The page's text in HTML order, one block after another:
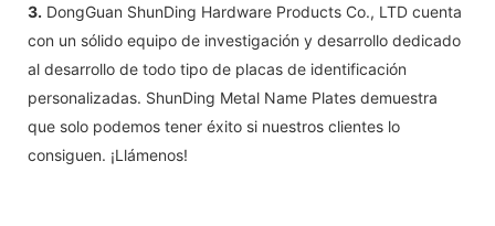
3. DongGuan ShunDing Hardware Products Co., LTD cuenta
con un sólido equipo de investigación y desarrollo dedicado
al desarrollo de todo tipo de placas de identificación
personalizadas. ShunDing Metal Name Plates demuestra
que solo podemos tener éxito si nuestros clientes lo
consiguen. ¡Llámenos!